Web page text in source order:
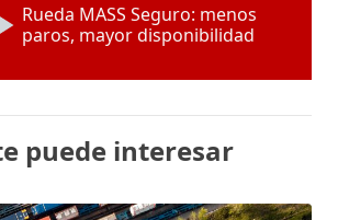
Rueda MASS Seguro: menos
paros, mayor disponibilidad
puede interesar